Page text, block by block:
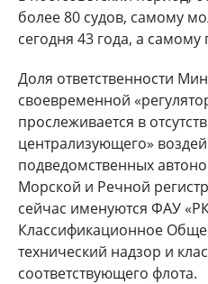
более 80 судов, самому
сегодня 43 года, а самому
Доля ответственности
своевременной
прослеживается в
централизующего»
подведомственных
Морской и Речной
сейчас именуются ФАУ
Классификационное
технический надзор и
соответствующего флота.